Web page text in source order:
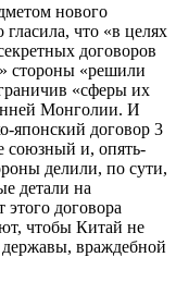
нового
гласила, что «в целях
договоров
стороны «решили
«сферы их
Монголии. И
японский договор 3
союзный и, опять-
делили, по сути,
детали на
договора
чтобы Китай не
державы, враждебной